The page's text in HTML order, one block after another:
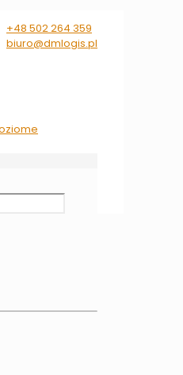
+48 502 264 359
biuro@dmlogis.pl